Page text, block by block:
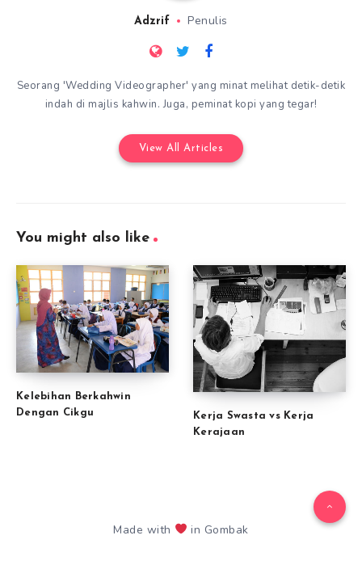
Adzrif Penulis
Seorang 'Wedding Videographer' yang minat melihat detik-detik
indah di majlis kahwin. Juga, peminat kopi yang tegar!
View All Articles
You might also like
Kelebihan Berkahwin
Dengan Cikgu
Kerja Swasta vs Kerja
Kerajaan
Made with in Gombak